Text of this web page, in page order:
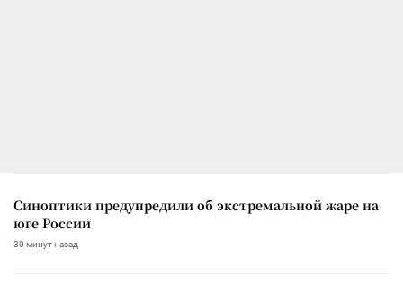
Синоптики предупредили об экстремальной жаре на
юге России
30 минут назад